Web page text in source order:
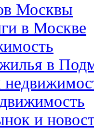
Москвы
в Москве
в
и